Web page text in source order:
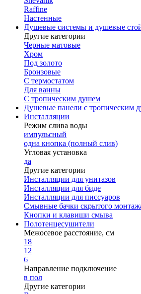
Raffine
Настенные
Душевые системы и душевые
Другие категории
Черные матовые
Хром
Под золото
Бронзовые
С термостатом
Для ванны
С тропическим душем
Душевые панели с тропическим
Инсталляции
Режим слива воды
импульсный
одна кнопка (полный слив)
Угловая установка
да
Другие категории
Инсталляции для унитазов
Инсталляции для биде
Инсталляции для писсуаров
Смывные бачки скрытого
Кнопки и клавиши смыва
Полотенцесушители
Межосевое расстояние, см
18
12
6
Направление подключение
в пол
Другие категории